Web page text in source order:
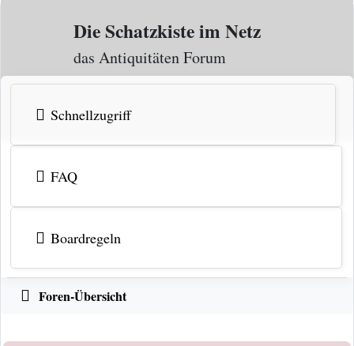
Zum Inhalt
Die Schatzkiste im Netz
das Antiquitäten Forum
Schnellzugriff
FAQ
Boardregeln
Foren-Übersicht